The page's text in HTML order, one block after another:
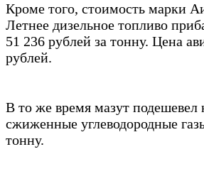
Кроме того, стоимость марки
Летнее дизельное топливо
51 236 рублей за тонну. Цена
рублей.
В то же время мазут подешевел
сжиженные углеводородные
тонну.